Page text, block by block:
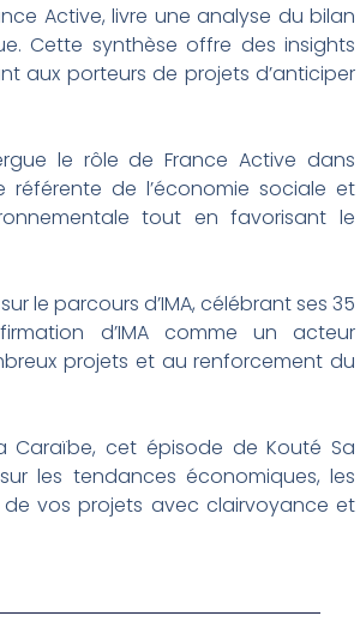
Active, livre une analyse du bilan
Cette synthèse offre des insights
aux porteurs de projets d’anticiper
le rôle de France Active dans
de l’économie sociale et
tout en favorisant le
le parcours d’IMA, célébrant ses 35
d’IMA comme un acteur
projets et au renforcement du
Caraïbe, cet épisode de Kouté Sa
les tendances économiques, les
de vos projets avec clairvoyance et